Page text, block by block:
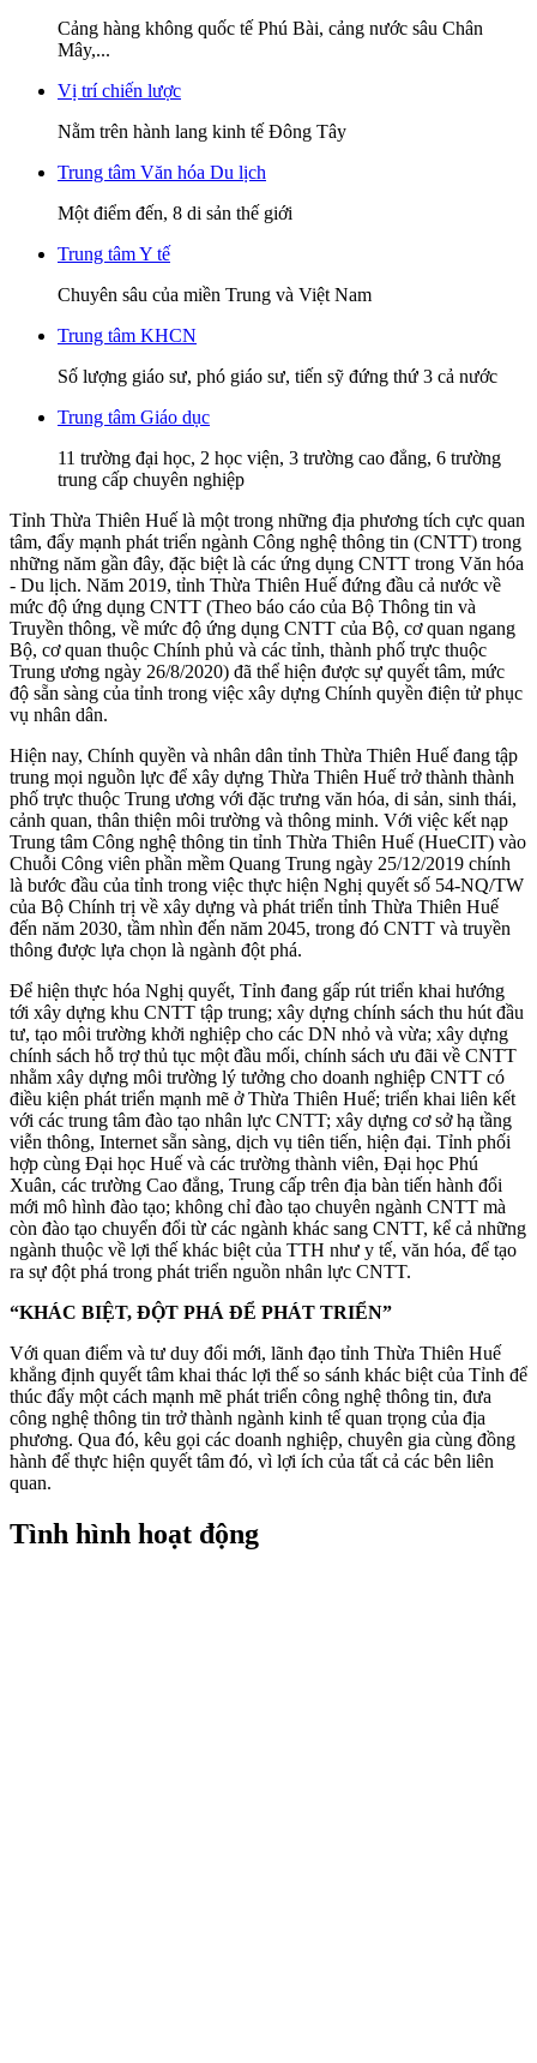
Cảng hàng không quốc tế Phú Bài, cảng nước sâu Chân
Mây,...
Vị trí chiến lược
Nằm trên hành lang kinh tế Đông Tây
Trung tâm Văn hóa Du lịch
Một điểm đến, 8 di sản thế giới
Trung tâm Y tế
Chuyên sâu của miền Trung và Việt Nam
Trung tâm KHCN
Số lượng giáo sư, phó giáo sư, tiến sỹ đứng thứ 3 cả nước
Trung tâm Giáo dục
11 trường đại học, 2 học viện, 3 trường cao đẳng, 6 trường
trung cấp chuyên nghiệp
Tỉnh Thừa Thiên Huế là một trong những địa phương tích cực quan
tâm, đẩy mạnh phát triển ngành Công nghệ thông tin (CNTT) trong
những năm gần đây, đặc biệt là các ứng dụng CNTT trong Văn hóa
- Du lịch. Năm 2019, tỉnh Thừa Thiên Huế đứng đầu cả nước về
mức độ ứng dụng CNTT (Theo báo cáo của Bộ Thông tin và
Truyền thông, về mức độ ứng dụng CNTT của Bộ, cơ quan ngang
Bộ, cơ quan thuộc Chính phủ và các tỉnh, thành phố trực thuộc
Trung ương ngày 26/8/2020) đã thể hiện được sự quyết tâm, mức
độ sẵn sàng của tỉnh trong việc xây dựng Chính quyền điện tử phục
vụ nhân dân.
Hiện nay, Chính quyền và nhân dân tỉnh Thừa Thiên Huế đang tập
trung mọi nguồn lực để xây dựng Thừa Thiên Huế trở thành thành
phố trực thuộc Trung ương với đặc trưng văn hóa, di sản, sinh thái,
cảnh quan, thân thiện môi trường và thông minh. Với việc kết nạp
Trung tâm Công nghệ thông tin tỉnh Thừa Thiên Huế (HueCIT) vào
Chuỗi Công viên phần mềm Quang Trung ngày 25/12/2019 chính
là bước đầu của tỉnh trong việc thực hiện Nghị quyết số 54-NQ/TW
của Bộ Chính trị về xây dựng và phát triển tỉnh Thừa Thiên Huế
đến năm 2030, tầm nhìn đến năm 2045, trong đó CNTT và truyền
thông được lựa chọn là ngành đột phá.
Để hiện thực hóa Nghị quyết, Tỉnh đang gấp rút triển khai hướng
tới xây dựng khu CNTT tập trung; xây dựng chính sách thu hút đầu
tư, tạo môi trường khởi nghiệp cho các DN nhỏ và vừa; xây dựng
chính sách hỗ trợ thủ tục một đầu mối, chính sách ưu đãi về CNTT
nhằm xây dựng môi trường lý tưởng cho doanh nghiệp CNTT có
điều kiện phát triển mạnh mẽ ở Thừa Thiên Huế; triển khai liên kết
với các trung tâm đào tạo nhân lực CNTT; xây dựng cơ sở hạ tầng
viễn thông, Internet sẵn sàng, dịch vụ tiên tiến, hiện đại. Tỉnh phối
hợp cùng Đại học Huế và các trường thành viên, Đại học Phú
Xuân, các trường Cao đẳng, Trung cấp trên địa bàn tiến hành đổi
mới mô hình đào tạo; không chỉ đào tạo chuyên ngành CNTT mà
còn đào tạo chuyển đổi từ các ngành khác sang CNTT, kể cả những
ngành thuộc về lợi thế khác biệt của TTH như y tế, văn hóa, để tạo
ra sự đột phá trong phát triển nguồn nhân lực CNTT.
“KHÁC BIỆT, ĐỘT PHÁ ĐỂ PHÁT TRIỂN”
Với quan điểm và tư duy đổi mới, lãnh đạo tỉnh Thừa Thiên Huế
khẳng định quyết tâm khai thác lợi thế so sánh khác biệt của Tỉnh để
thúc đẩy một cách mạnh mẽ phát triển công nghệ thông tin, đưa
công nghệ thông tin trở thành ngành kinh tế quan trọng của địa
phương. Qua đó, kêu gọi các doanh nghiệp, chuyên gia cùng đồng
hành để thực hiện quyết tâm đó, vì lợi ích của tất cả các bên liên
quan.
Tình hình hoạt động